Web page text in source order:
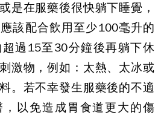
是在服藥後很快躺下睡覺，
該配合飲用至少100毫升的
過15至30分鐘後再躺下休
激物，例如：太熱、太冰或
。若不幸發生服藥後的不適
以免造成胃食道更大的傷